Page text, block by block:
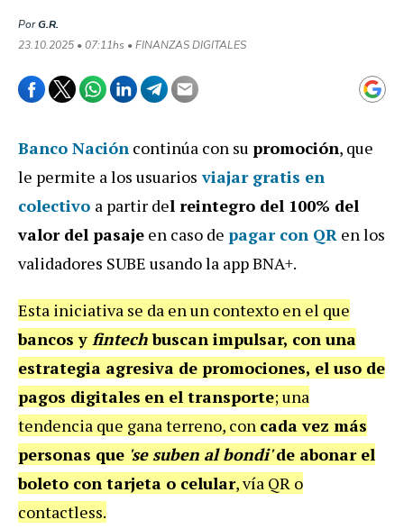
PorG.R.
23.10.2025 • 07:11hs • FINANZAS DIGITALES
Banco Nación continúa con su promoción, que
le permite a los usuarios viajar gratis en
colectivo a partir del reintegro del 100% del
valor del pasaje en caso de pagar con QR en los
validadores SUBE usando la app BNA+.
Esta iniciativa se da en un contexto en el que
bancos y fintechbuscan impulsar, con una
estrategia agresiva de promociones, el uso de
pagos digitales en el transporte; una
tendencia que gana terreno, con cada vez más
personas que 'se suben al bondi'de abonar el
boleto con tarjeta o celular, vía QR o
contactless.